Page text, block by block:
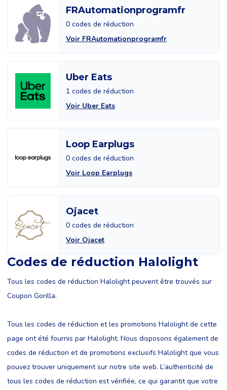
FRAutomationprogramfr
0 codes de réduction
Voir FRAutomationprogramfr
Uber Eats
1 codes de réduction
Voir Uber Eats
Loop Earplugs
0 codes de réduction
Voir Loop Earplugs
Ojacet
0 codes de réduction
Voir Ojacet
Codes de réduction Halolight
Tous les codes de réduction Halolight peuvent être trouvés sur
Coupon Gorilla.
Tous les codes de réduction et les promotions Halolight de cette
page ont été fournis par Halolight. Nous disposons également de
codes de réduction et de promotions exclusifs Halolight que vous
pouvez trouver uniquement sur notre site web. L’authenticité de
tous les codes de réduction est vérifiée, ce qui garantit que votre